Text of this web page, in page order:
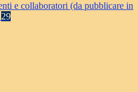
e collaboratori (da pubblicare in
29